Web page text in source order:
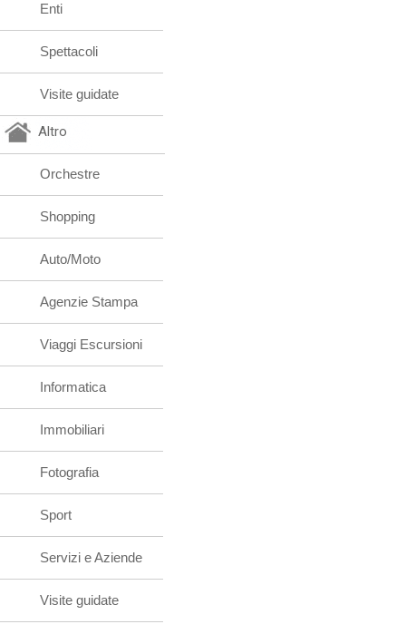
Enti
Spettacoli
Visite guidate
Altro
Orchestre
Shopping
Auto/Moto
Agenzie Stampa
Viaggi Escursioni
Informatica
Immobiliari
Fotografia
Sport
Servizi e Aziende
Visite guidate